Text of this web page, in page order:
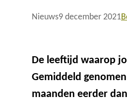
Nieuws9 december 2021
De leeftijd waarop
Gemiddeld
maanden eerder